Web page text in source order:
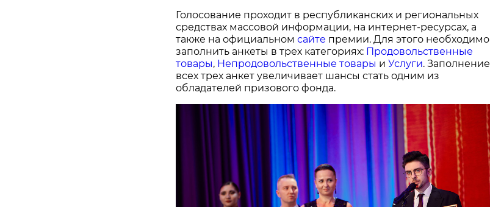
Голосование проходит в республиканских и региональных
средствах массовой информации, на интернет-ресурсах, а
также на официальном сайте премии. Для этого необходимо
заполнить анкеты в трех категориях: Продовольственные
товары, Непродовольственные товары и Услуги. Заполнение
всех трех анкет увеличивает шансы стать одним из
обладателей призового фонда.